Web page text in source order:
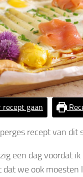
recept gaan
recept van dit
een dag voordat
dat we ook